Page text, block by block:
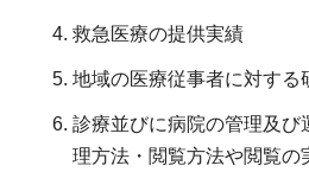
救急医療の提供実績
地域の医療従事者に対する
診療並びに病院の管理及び
理方法・閲覧方法や閲覧の